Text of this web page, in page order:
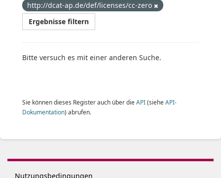
http://dcat-ap.de/def/licenses/cc-zero
Ergebnisse filtern
Bitte versuch es mit einer anderen Suche.
Sie können dieses Register auch über die API(siehe API-
Dokumentation) abrufen.
Nutzungsbedingungen